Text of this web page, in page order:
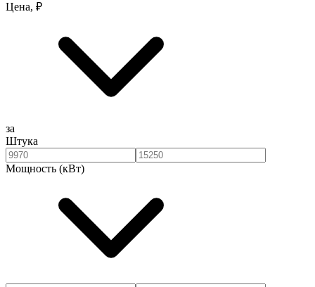
Цена, ₽
за
Штука
Мощность (кВт)